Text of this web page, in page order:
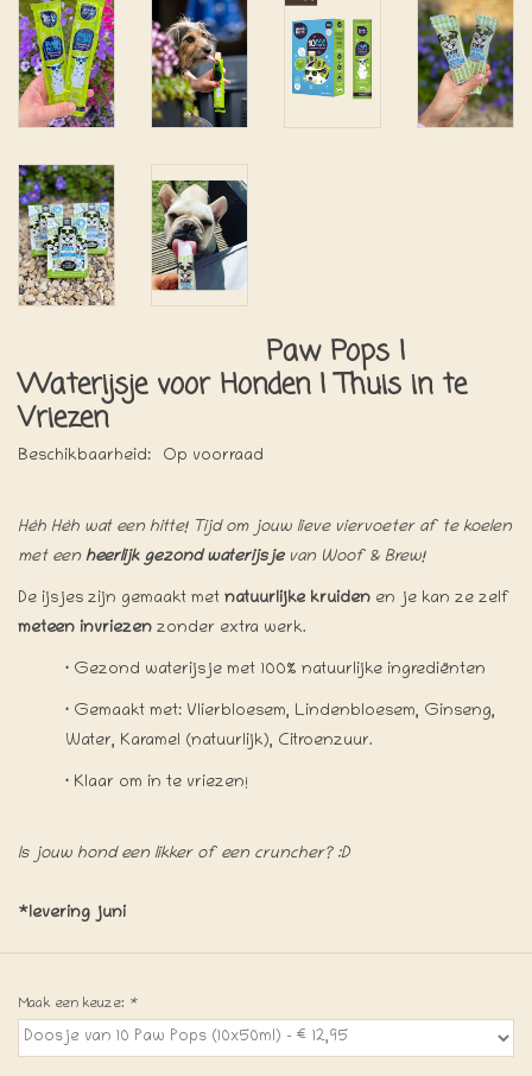
Paw Pops |
Waterijsje voor Honden | Thuis in te
Vriezen
Beschikbaarheid: Op voorraad
Hèh Hèh wat een hitte! Tijd om jouw lieve viervoeter af te koelen
met eenheerlijk gezond waterijsjevan Woof & Brew!
De ijsjes zijn gemaakt met natuurlijke kruiden en je kan ze zelf
meteen invriezen zonder extra werk.
· Gezond waterijsje met 100% natuurlijke ingrediënten
· Gemaakt met: Vlierbloesem, Lindenbloesem, Ginseng,
Water, Karamel (natuurlijk), Citroenzuur.
· Klaar om in te vriezen!
Is jouw hond een likker of een cruncher? :D
*levering juni
Maak een keuze: *